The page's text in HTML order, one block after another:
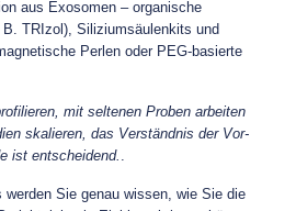
aus Exosomen – organische
TRIzol), Siliziumsäulenkits und
Perlen oder PEG-basierte
mit seltenen Proben arbeiten
skalieren, das Verständnis der Vor-
ist entscheidend. .
Sie genau wissen, wie Sie die